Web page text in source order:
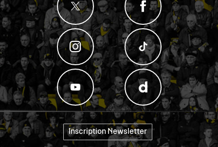
Inscription Newsletter "